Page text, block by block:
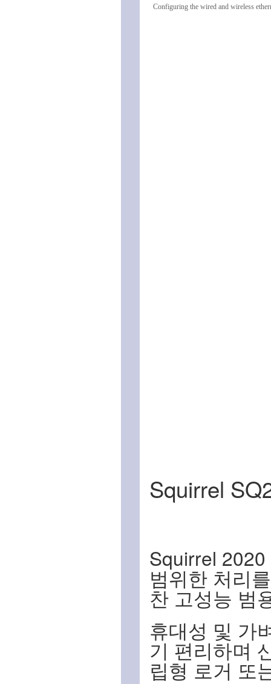
Configuring the wired and wireless
Squirrel
Squirrel
범위한 처리
찬 고성능 범
휴대성 및 가
기 편리하며
립형 로거 또